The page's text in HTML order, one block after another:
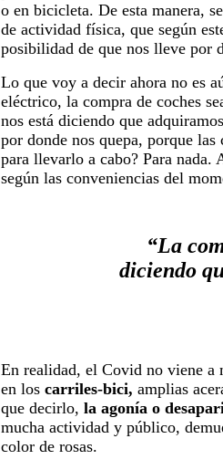
o en bicicleta. De esta manera,
de actividad física, que según
posibilidad de que nos lleve por
Lo que voy a decir ahora no es
eléctrico, la compra de coches
nos está diciendo que
por donde nos quepa, porque
para llevarlo a cabo? Para
según las conveniencias del
“La
diciendo
En realidad, el Covid no viene a
en los carriles-bici, amplias
que decirlo, la agonía o
mucha actividad y público,
color de rosas.